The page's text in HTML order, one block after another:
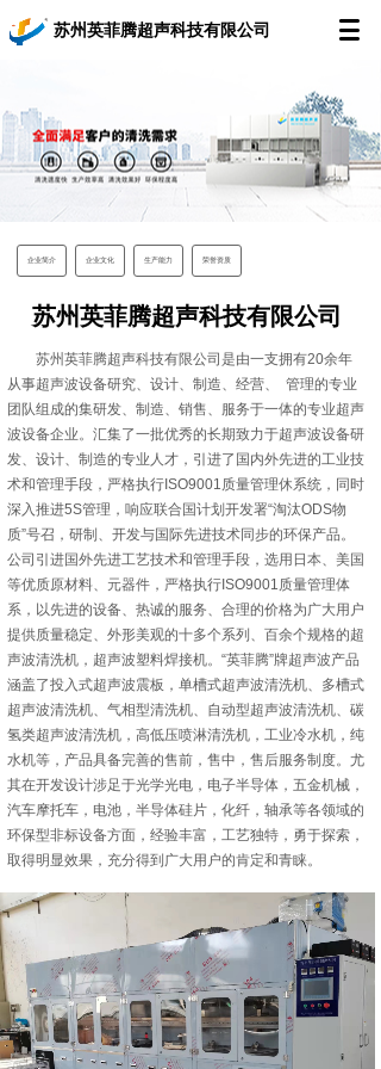
苏州英菲腾超声科技有限公司
企业简介 企业文化 生产能力 荣誉资质
苏州英菲腾超声科技有限公司
苏州英菲腾超声科技有限公司是由一支拥有20余年
从事超声波设备研究、设计、制造、经营、 管理的专业
团队组成的集研发、制造、销售、服务于一体的专业超声
波设备企业。汇集了一批优秀的长期致力于超声波设备研
发、设计、制造的专业人才，引进了国内外先进的工业技
术和管理手段，严格执行ISO9001质量管理休系统，同时
深入推进5S管理，响应联合国计划开发署“淘汰ODS物
质”号召，研制、开发与国际先进技术同步的环保产品。
公司引进国外先进工艺技术和管理手段，选用日本、美国
等优质原材料、元器件，严格执行ISO9001质量管理体
系，以先进的设备、热诚的服务、合理的价格为广大用户
提供质量稳定、外形美观的十多个系列、百余个规格的超
声波清洗机，超声波塑料焊接机。“英菲腾”牌超声波产品
涵盖了投入式超声波震板，单槽式超声波清洗机、多槽式
超声波清洗机、气相型清洗机、自动型超声波清洗机、碳
氢类超声波清洗机，高低压喷淋清洗机，工业冷水机，纯
水机等，产品具备完善的售前，售中，售后服务制度。尤
其在开发设计涉足于光学光电，电子半导体，五金机械，
汽车摩托车，电池，半导体硅片，化纤，轴承等各领域的
环保型非标设备方面，经验丰富，工艺独特，勇于探索，
取得明显效果，充分得到广大用户的肯定和青睐。